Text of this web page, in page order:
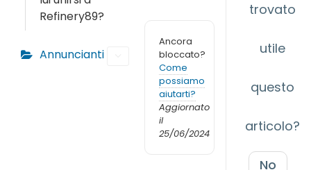
Refinery89?
Annuncianti
Ancora
bloccato?
Come
possiamo
aiutarti?
Aggiornato
il
25/06/2024
trovato
utile
questo
articolo?
No